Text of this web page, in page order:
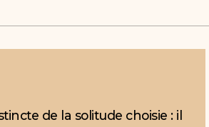
de la solitude choisie : il